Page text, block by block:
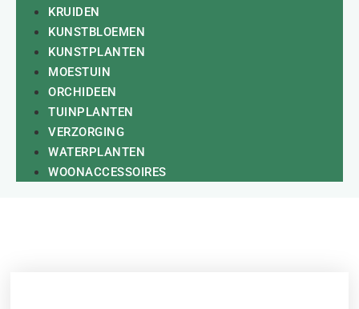
KRUIDEN
KUNSTBLOEMEN
KUNSTPLANTEN
MOESTUIN
ORCHIDEEN
TUINPLANTEN
VERZORGING
WATERPLANTEN
WOONACCESSOIRES